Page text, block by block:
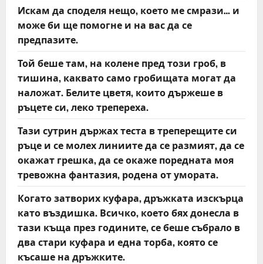
Искам да споделя нещо, което ме смрази… и
може би ще помогне и на вас да се
предпазите.
Той беше там, на колене пред този гроб, в
тишина, каквато само гробищата могат да
наложат. Белите цветя, които държеше в
ръцете си, леко трепереха.
Тази сутрин държах теста в треперещите си
ръце и се молех линиите да се размият, да се
окажат грешка, да се окаже поредната моя
тревожна фантазия, родена от умората.
Когато затворих куфара, дръжката изскърца
като въздишка. Всичко, което бях донесла в
тази къща през годините, се беше събрало в
два стари куфара и една торба, която се
късаше на дръжките.